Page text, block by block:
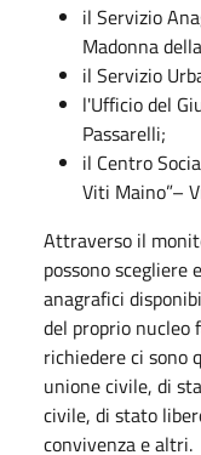
il Servizio
Madonna
il Servizio
l'Ufficio del
Passarelli;
il Centro
Viti Maino”–
Attraverso il
possono scegliere
anagrafici
del proprio nucleo
richiedere ci sono
unione civile, di
civile, di stato
convivenza e altri.